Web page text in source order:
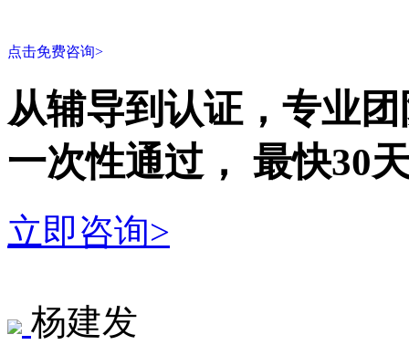
点击免费咨询>
从辅导到认证，专业
一次性通过， 最快30
立即咨询>
杨建发